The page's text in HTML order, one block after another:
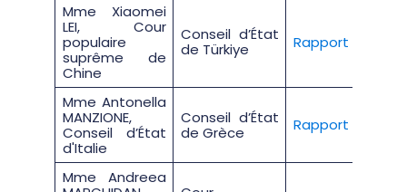
Mme Xiaomei
LEI, Cour
populaire
suprême de
Chine
Conseil d’État
de Türkiye
Rapport
Mme Antonella
MANZIONE,
Conseil d’État
d'Italie
Conseil d’État
de Grèce
Rapport
Mme Andreea